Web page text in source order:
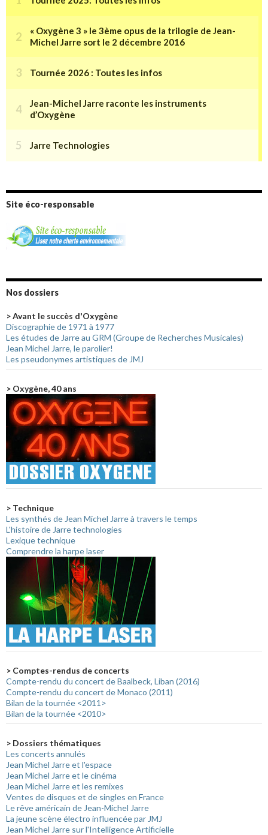
Site éco-responsable
Nos dossiers
> Avant le succès d'Oxygène
Discographie de 1971 à 1977
Les études de Jarre au GRM (Groupe de Recherches Musicales)
Jean Michel Jarre, le parolier!
Les pseudonymes artistiques de JMJ
> Oxygène, 40 ans
> Technique
Les synthés de Jean Michel Jarre à travers le temps
L'histoire de Jarre technologies
Lexique technique
Comprendre la harpe laser
> Comptes-rendus de concerts
Compte-rendu du concert de Baalbeck, Liban (2016)
Compte-rendu du concert de Monaco (2011)
Bilan de la tournée <2011>
Bilan de la tournée <2010>
> Dossiers thématiques
Les concerts annulés
Jean Michel Jarre et l'espace
Jean Michel Jarre et le cinéma
Jean Michel Jarre et les remixes
Ventes de disques et de singles en France
Le rêve américain de Jean-Michel Jarre
La jeune scène électro influencée par JMJ
Jean Michel Jarre sur l'Intelligence Artificielle